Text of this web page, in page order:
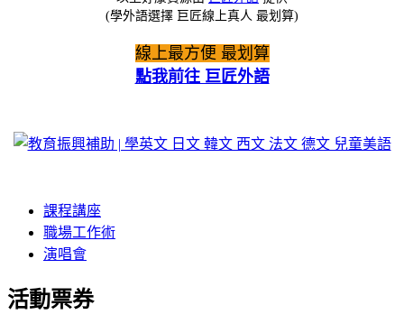
(學外語選擇 巨匠線上真人 最划算)
線上最方便 最划算
點我前往 巨匠外語
課程講座
職場工作術
演唱會
活動票券